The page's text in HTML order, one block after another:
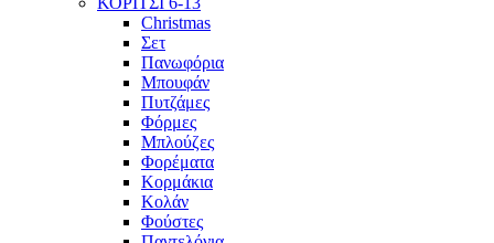
Christmas
Σετ
Πανωφόρια
Μπουφάν
Πυτζάμες
Φόρμες
Μπλούζες
Φορέματα
Κορμάκια
Κολάν
Φούστες